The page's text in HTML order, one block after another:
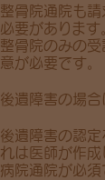
整骨院通院も請
必要があります。
整骨院のみの受
意が必要です。
後遺障害の場
後遺障害の認定
れは医師が作成
病院通院が必須